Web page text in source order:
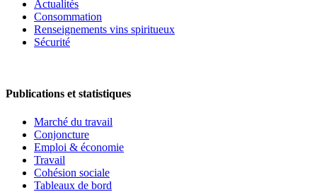
Actualités
Consommation
Renseignements vins spiritueux
Sécurité
Publications et statistiques
Marché du travail
Conjoncture
Emploi & économie
Travail
Cohésion sociale
Tableaux de bord